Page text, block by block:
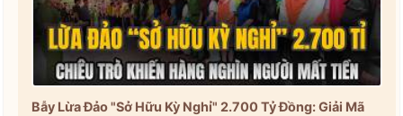
Bẫy Lừa Đảo "Sở Hữu Kỳ Nghỉ" 2.700 Tỷ Đồng: Giải Mã